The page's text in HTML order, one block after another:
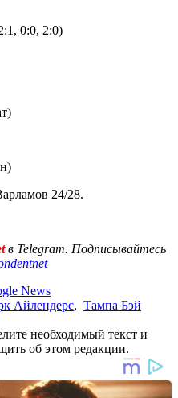
0:0, 2:0)
24/28.
в Telegram. Подписывайтесь
News
Айлендерс, Тампа Бэй
необходимый текст и
об этом редакции.